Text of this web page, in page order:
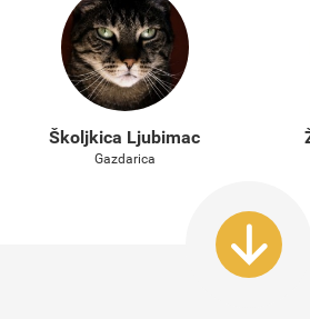
Školjkica Ljubimac
Gazdarica